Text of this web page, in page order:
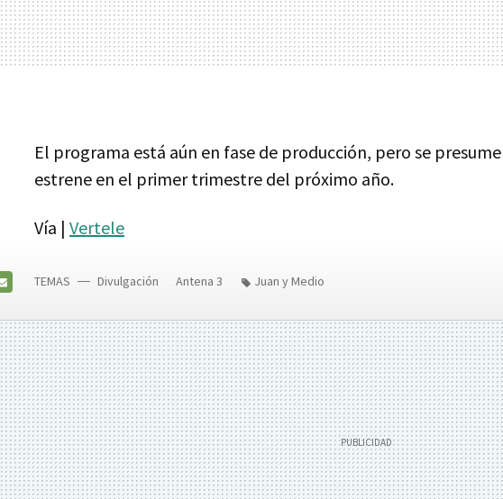
El programa está aún en fase de producción, pero se
estrene en el primer trimestre del próximo año.
Vía | Vertele
TEMAS Divulgación Antena 3 Juan y Medio